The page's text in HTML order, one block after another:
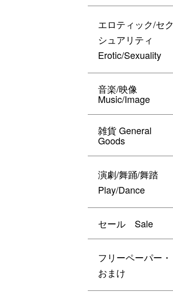
エロティック/セク
シュアリティ
Erotic/Sexuality
音楽/映像
Music/Image
雑貨 General
Goods
演劇/舞踊/舞踏
Play/Dance
セール Sale
フリーペーパー・
おまけ